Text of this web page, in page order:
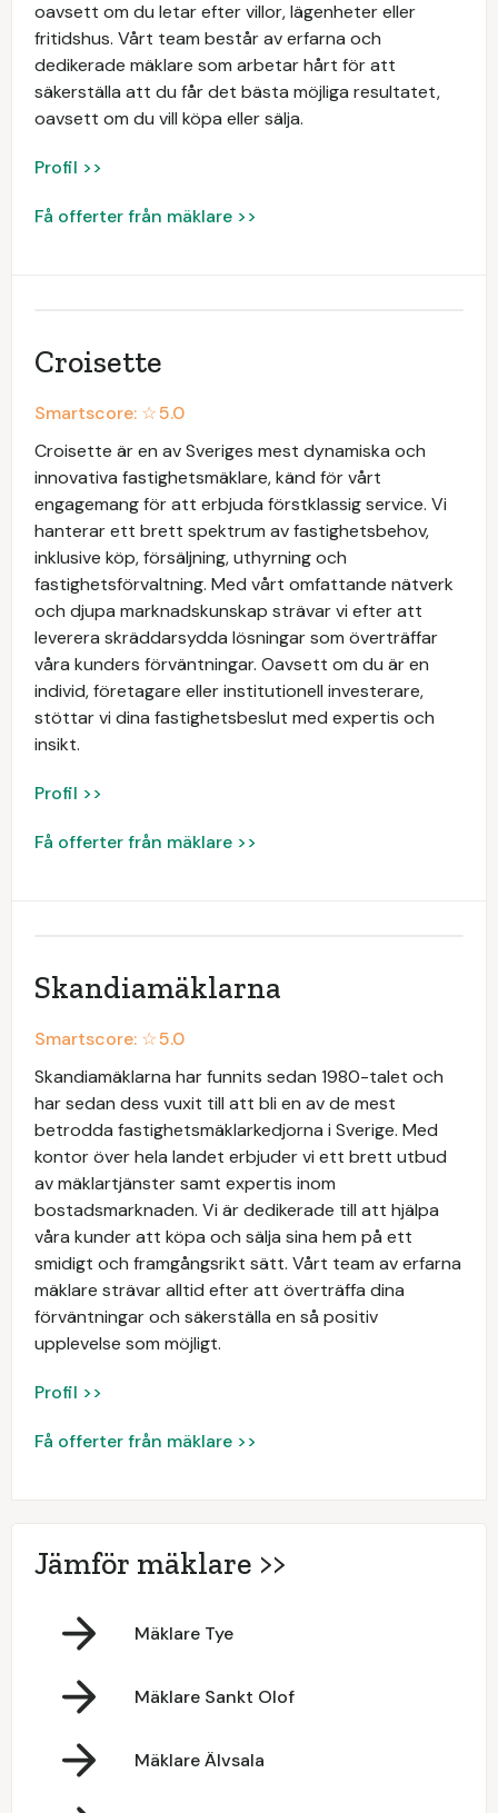
oavsett om du letar efter villor, lägenheter eller
fritidshus. Vårt team består av erfarna och
dedikerade mäklare som arbetar hårt för att
säkerställa att du får det bästa möjliga resultatet,
oavsett om du vill köpa eller sälja.
Profil >>
Få offerter från mäklare >>
Croisette
Smartscore: ☆5.0
Croisette är en av Sveriges mest dynamiska och
innovativa fastighetsmäklare, känd för vårt
engagemang för att erbjuda förstklassig service. Vi
hanterar ett brett spektrum av fastighetsbehov,
inklusive köp, försäljning, uthyrning och
fastighetsförvaltning. Med vårt omfattande nätverk
och djupa marknadskunskap strävar vi efter att
leverera skräddarsydda lösningar som överträffar
våra kunders förväntningar. Oavsett om du är en
individ, företagare eller institutionell investerare,
stöttar vi dina fastighetsbeslut med expertis och
insikt.
Profil >>
Få offerter från mäklare >>
Skandiamäklarna
Smartscore: ☆5.0
Skandiamäklarna har funnits sedan 1980-talet och
har sedan dess vuxit till att bli en av de mest
betrodda fastighetsmäklarkedjorna i Sverige. Med
kontor över hela landet erbjuder vi ett brett utbud
av mäklartjänster samt expertis inom
bostadsmarknaden. Vi är dedikerade till att hjälpa
våra kunder att köpa och sälja sina hem på ett
smidigt och framgångsrikt sätt. Vårt team av erfarna
mäklare strävar alltid efter att överträffa dina
förväntningar och säkerställa en så positiv
upplevelse som möjligt.
Profil >>
Få offerter från mäklare >>
Jämför mäklare >>
Mäklare Tye
Mäklare Sankt Olof
Mäklare Älvsala